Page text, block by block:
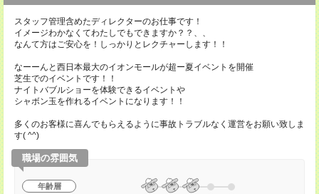
スタッフ管理含めたディレクターのお仕事です！
イメージわかなくてわたしでもできますか？？、、
なんて方はご安心を！しっかりとレクチャーします！！
なーーんと西日本最大のイオンモールが超ー夏イベントを開催
芝生でのイベントです！！
ナイトバブルショーを体験できるイベントや
シャボン玉を作れるイベントになります！！
多くのお客様に喜んでもらえるように事故トラブルなく運営をお願い致しま
す( ^^)
職場の雰囲気
年齢層